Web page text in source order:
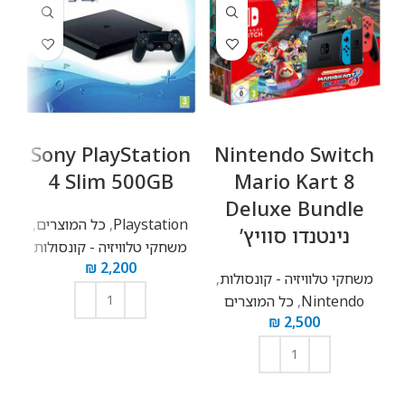
תדר תצוגה
60 Hz
זווית צפייה
מאפייני שמע
הספק הרמקולים
נגן מדיה פנימי
סוגי תכנים
תמונות, מוזיקה, וידאו
פורמטים נתמכים
MP3, WMA, JPEG, MKV, MP4, WMV, WAV, BMP, AAC,
GIF, PNG, MPO
Nintendo Switch
Mario Kart 8
Deluxe Bundle
נינטנדו סוויץ’
משחקי טלוויזיה - קונסולות,
Nintendo
, כל המוצרים
₪ 2,500
Sony PlayStation
4 Slim 500GB
Playstation
, כל המוצרים,
משחקי טלוויזיה - קונסולות
₪2,200